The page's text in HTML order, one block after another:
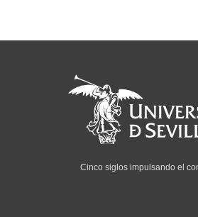
Cinco siglos impulsando el